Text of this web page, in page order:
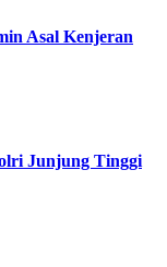
Asal Kenjeran
Junjung Tinggi